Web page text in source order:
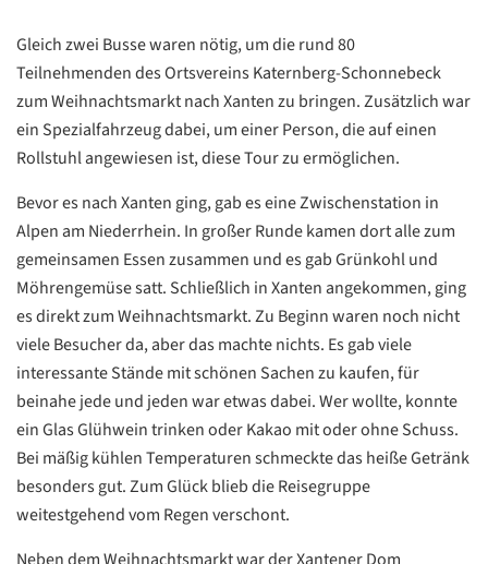
Gleich zwei Busse waren nötig, um die rund 80
Teilnehmenden des Ortsvereins Katernberg-Schonnebeck
zum Weihnachtsmarkt nach Xanten zu bringen. Zusätzlich war
ein Spezialfahrzeug dabei, um einer Person, die auf einen
Rollstuhl angewiesen ist, diese Tour zu ermöglichen.
Bevor es nach Xanten ging, gab es eine Zwischenstation in
Alpen am Niederrhein. In großer Runde kamen dort alle zum
gemeinsamen Essen zusammen und es gab Grünkohl und
Möhrengemüse satt. Schließlich in Xanten angekommen, ging
es direkt zum Weihnachtsmarkt. Zu Beginn waren noch nicht
viele Besucher da, aber das machte nichts. Es gab viele
interessante Stände mit schönen Sachen zu kaufen, für
beinahe jede und jeden war etwas dabei. Wer wollte, konnte
ein Glas Glühwein trinken oder Kakao mit oder ohne Schuss.
Bei mäßig kühlen Temperaturen schmeckte das heiße Getränk
besonders gut. Zum Glück blieb die Reisegruppe
weitestgehend vom Regen verschont.